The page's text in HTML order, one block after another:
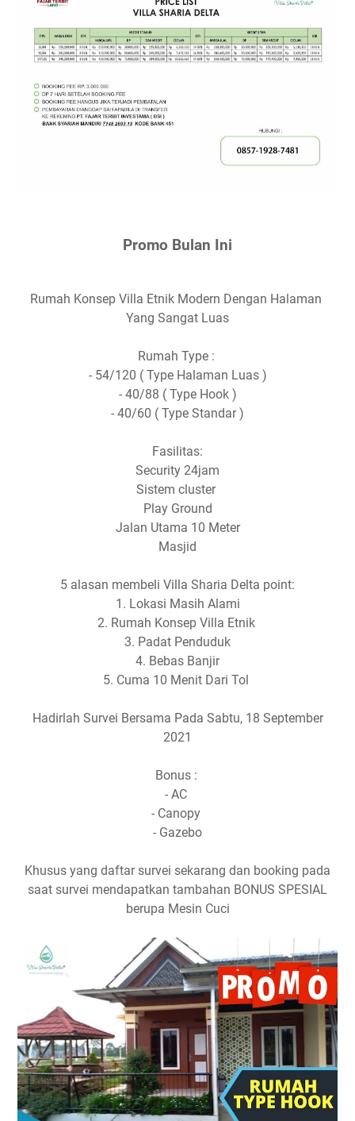
Promo Bulan Ini
Rumah Konsep Villa Etnik Modern Dengan Halaman
Yang Sangat Luas
Rumah Type :
- 54/120 ( Type Halaman Luas )
- 40/88 ( Type Hook )
- 40/60 ( Type Standar )
Fasilitas:
Security 24jam
Sistem cluster
Play Ground
Jalan Utama 10 Meter
Masjid
5 alasan membeli Villa Sharia Delta point:
1. Lokasi Masih Alami
2. Rumah Konsep Villa Etnik
3. Padat Penduduk
4. Bebas Banjir
5. Cuma 10 Menit Dari Tol
Hadirlah Survei Bersama Pada Sabtu, 18 September
2021
Bonus :
- AC
- Canopy
- Gazebo
Khusus yang daftar survei sekarang dan booking pada
saat survei mendapatkan tambahan BONUS SPESIAL
berupa Mesin Cuci